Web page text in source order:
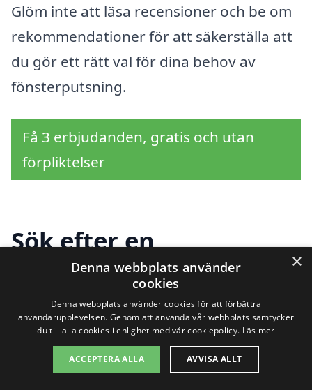
Glöm inte att läsa recensioner och be om
rekommendationer för att säkerställa att
du gör ett rätt val för dina behov av
fönsterputsning.
Få 3 erbjudanden, gratis och utan
förpliktelser
Sök efter en
professionell för
fönsterputs i andra
städer nära Krokek
×
Denna webbplats använder
cookies
Denna webbplats använder cookies för att förbättra
användarupplevelsen. Genom att använda vår webbplats samtycker
du till alla cookies i enlighet med vår cookiepolicy. Läs mer
ACCEPTERA ALLA AVVISA ALLT